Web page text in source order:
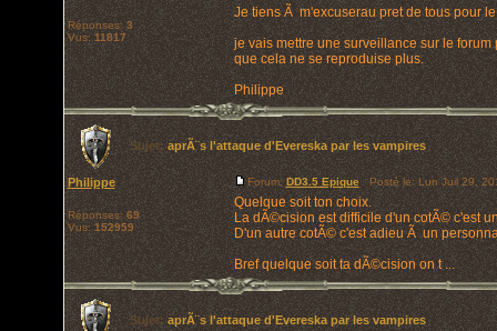
Réponses:3
Vus:11817
Je tiens Ã m'excuserau pret de tous pour
je vais mettre une surveillance sur le forum
que cela ne se reproduise plus.
Philippe
Sujet:aprÃ¨s l'attaque d'Evereska par les vampires
Philippe
Réponses:69
Vus:152959
Forum:DD3.5 Epique Posté le: Lun Juil 29,
Quelque soit ton choix.
La dÃ©cision est difficile d'un cotÃ© c'est
D'un autre cotÃ© c'est adieu Ã un
Bref quelque soit ta dÃ©cision on t ...
Sujet:aprÃ¨s l'attaque d'Evereska par les vampires